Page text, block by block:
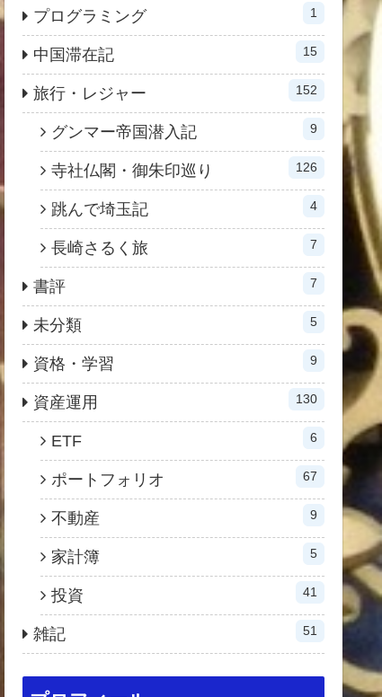
プログラミング 1
中国滞在記 15
旅行・レジャー 152
グンマー帝国潜入記 9
寺社仏閣・御朱印巡り 126
跳んで埼玉記 4
長崎さるく旅 7
書評 7
未分類 5
資格・学習 9
資産運用 130
ETF 6
ポートフォリオ 67
不動産 9
家計簿 5
投資 41
雑記 51